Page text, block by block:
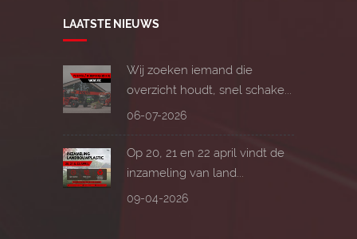
LAATSTE NIEUWS
Wij zoeken iemand die
overzicht houdt, snel schake...
06-07-2026
Op 20, 21 en 22 april vindt de
inzameling van land...
09-04-2026